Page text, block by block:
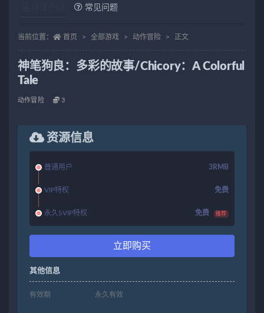
常见问题
当前位置： 首页 全部游戏 动作冒险 正文
神笔狗良：多彩的故事/Chicory：A Colorful
Tale
动作冒险 3
资源信息
普通用户 3RMB
VIP特权 免费
永久SVIP特权 免费 推荐
立即购买
其他信息
有效期 永久有效